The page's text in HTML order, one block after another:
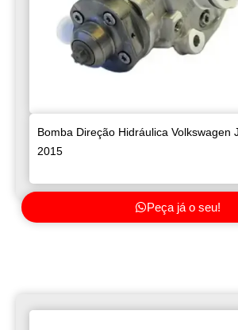
Bomba Direção Hidráulica Volkswagen
2015
Peça já o seu!